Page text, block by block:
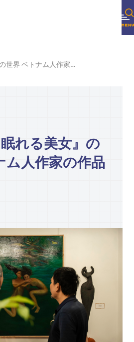
川端康成『眠れる美女』の世界 ベトナム人作家の作品展
れる美女』の
ム人作家の作品